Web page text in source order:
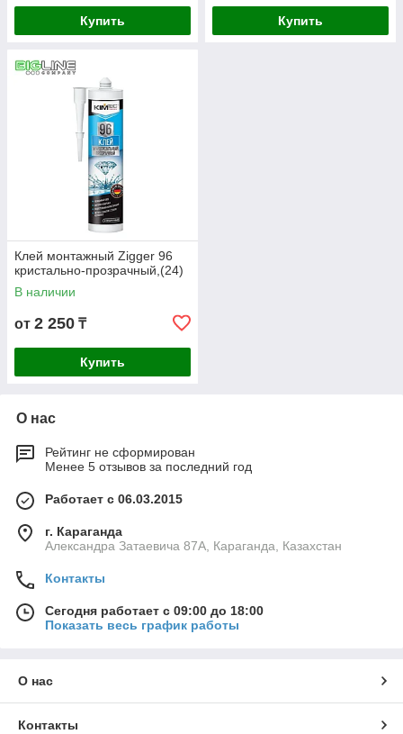
Купить Купить
Клей монтажный Zigger 96
кристально-прозрачный,(24)
В наличии
от 2 250 ₸
Купить
О нас
Рейтинг не сформирован
Менее 5 отзывов за последний год
Работает с 06.03.2015
г. Караганда
Александра Затаевича 87А, Караганда, Казахстан
Контакты
Сегодня работает с 09:00 до 18:00
Показать весь график работы
О нас
Контакты